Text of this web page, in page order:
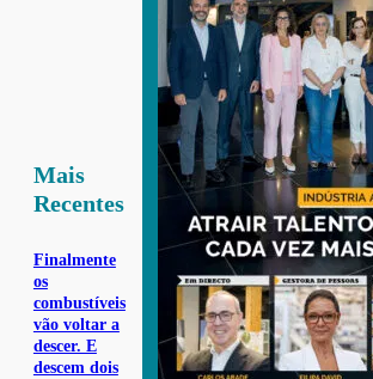
Mais
Recentes
Finalmente
os
combustíveis
vão voltar a
descer. E
descem dois